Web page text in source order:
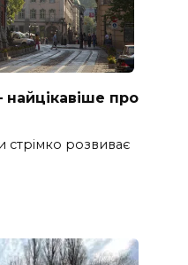
найцікавіше про
стрімко розвиває